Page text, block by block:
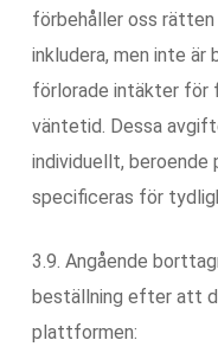
förbehåller oss
inkludera, men inte är
förlorade intäkter för
väntetid. Dessa
individuellt, beroende
specificeras för
3.9. Angående
beställning efter att
plattformen: